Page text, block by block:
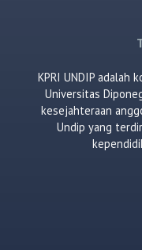
KPRI UNDIP adalah
Universitas
kesejahteraan
Undip yang